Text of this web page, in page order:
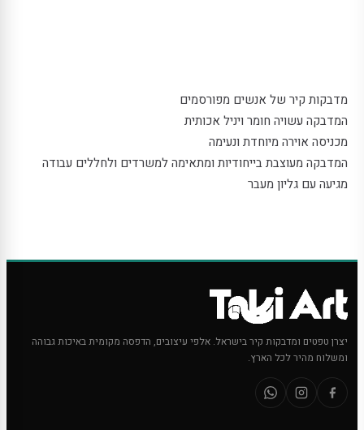
מדבקות קיר של אנשים מפורסמים
המדבקה עשויה חומר ויניל אכותית
מכניסה אוירה מיוחדת ונעימה
המדבקה מעוצבת בייחודיות ומתאימה למשרדים ולחללים עבודה
מגיעה עם גליון מעבר
יצרן טפטים ומדבקות קיר בישראל. אלפי עיצובים, הדפסה מקומית באיכות גבוהה
ומשלוח מהיר לכל הארץ.